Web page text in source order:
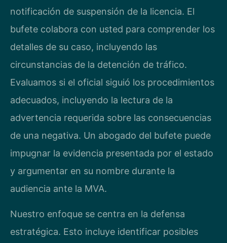
notificación de suspensión de la licencia. El
bufete colabora con usted para comprender los
detalles de su caso, incluyendo las
circunstancias de la detención de tráfico.
Evaluamos si el oficial siguió los procedimientos
adecuados, incluyendo la lectura de la
advertencia requerida sobre las consecuencias
de una negativa. Un abogado del bufete puede
impugnar la evidencia presentada por el estado
y argumentar en su nombre durante la
audiencia ante la MVA.
Nuestro enfoque se centra en la defensa
estratégica. Esto incluye identificar posibles